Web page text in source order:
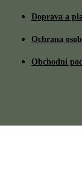
Doprava a
Ochrana
Obchodní